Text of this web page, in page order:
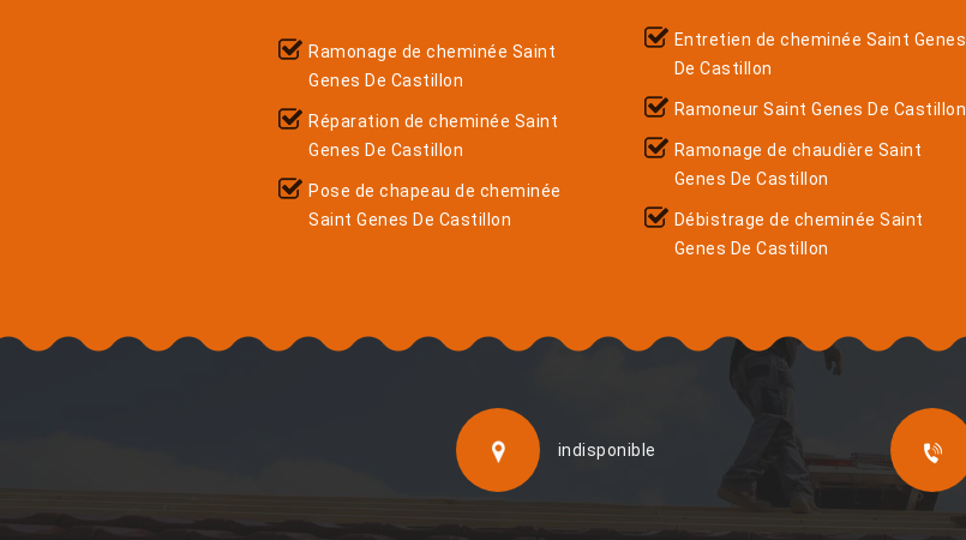
Ramonage de cheminée Saint
Genes De Castillon
Réparation de cheminée Saint
Genes De Castillon
Pose de chapeau de cheminée
Saint Genes De Castillon
Entretien de cheminée Saint Genes
De Castillon
Ramoneur Saint Genes De Castillon
Ramonage de chaudière Saint
Genes De Castillon
Débistrage de cheminée Saint
Genes De Castillon
indisponible